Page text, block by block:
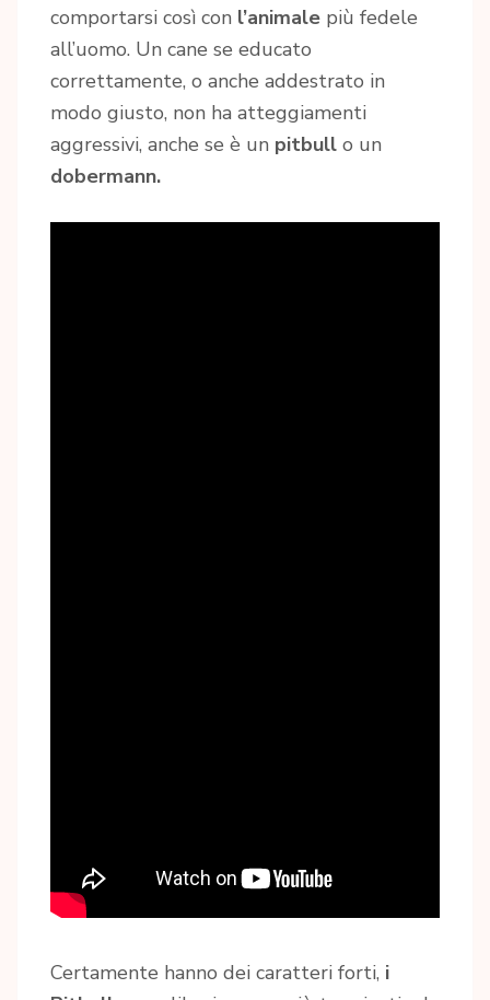
comportarsi così con l’animale più fedele
all’uomo. Un cane se educato
correttamente, o anche addestrato in
modo giusto, non ha atteggiamenti
aggressivi, anche se è un pitbull o un
dobermann.
Certamente hanno dei caratteri forti, i